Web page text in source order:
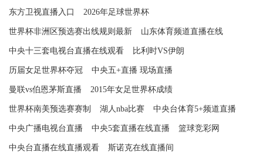
东方卫视直播入口 2026年足球世界杯
世界杯非洲区预选赛出线规则最新 山东体育频道直播在线
中央十三套电视台直播在线观看 比利时VS伊朗
历届女足世界杯夺冠 中央五+直播 现场直播
曼联vs伯恩茅斯直播 2015年女足世界杯成绩
世界杯南美预选赛赛制 湖人nba比赛 中央台体育5+频道直播
中央广播电视台直播 中央5套直播在线直播 篮球竞彩网
中央台直播在线直播观看 斯诺克在线直播间